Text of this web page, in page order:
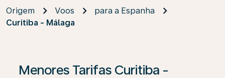
Origem Voos
para a Espanha
Curitiba - Málaga
Menores Tarifas Curitiba -
Se não forem encontrados resultados, clique em